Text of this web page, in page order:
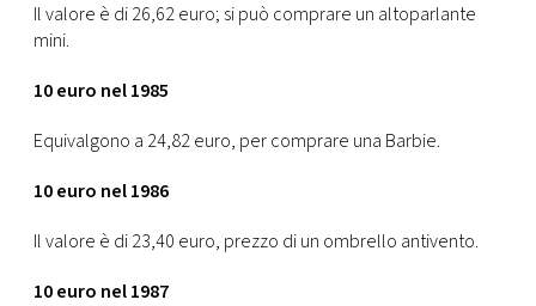
Il valore è di 26,62 euro; si può comprare un altoparlante
mini.
10 euro nel 1985
Equivalgono a 24,82 euro, per comprare una Barbie.
10 euro nel 1986
Il valore è di 23,40 euro, prezzo di un ombrello antivento.
10 euro nel 1987